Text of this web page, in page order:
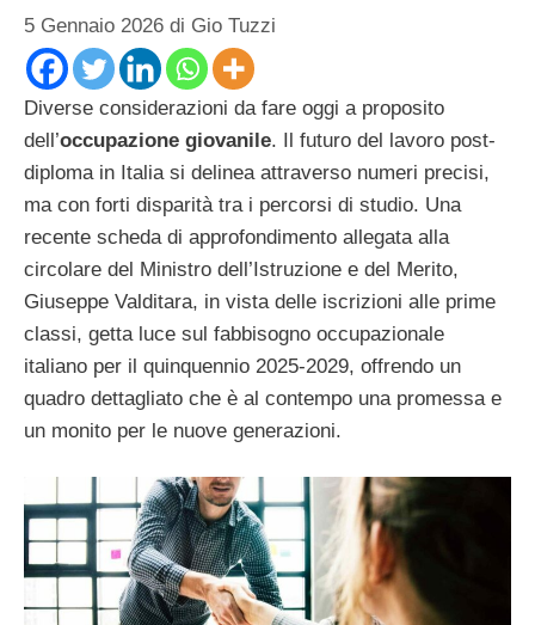
5 Gennaio 2026 di Gio Tuzzi
Diverse considerazioni da fare oggi a proposito
dell’occupazione giovanile. Il futuro del lavoro post-
diploma in Italia si delinea attraverso numeri precisi,
ma con forti disparità tra i percorsi di studio. Una
recente scheda di approfondimento allegata alla
circolare del Ministro dell’Istruzione e del Merito,
Giuseppe Valditara, in vista delle iscrizioni alle prime
classi, getta luce sul fabbisogno occupazionale
italiano per il quinquennio 2025-2029, offrendo un
quadro dettagliato che è al contempo una promessa e
un monito per le nuove generazioni.